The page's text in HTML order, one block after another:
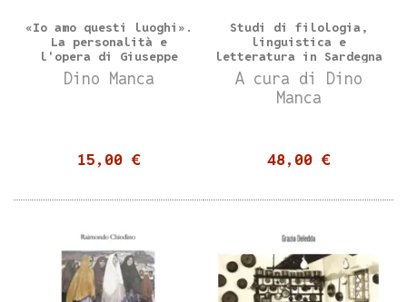
«Io amo questi luoghi».
La personalità e
l'opera di Giuseppe
Dessì
Dino Manca
15,00 €
Studi di filologia,
linguistica e
letteratura in Sardegna
- 4 volumi
A cura di Dino
Manca
48,00 €